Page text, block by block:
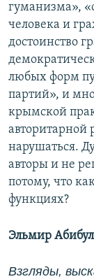
гуманизма»,
человека и
достоинство
любых форм
партий», и
крымской
авторитарной
нарушаться.
авторы и не
потому, что
функциях?
Эльмир
Взгляды,